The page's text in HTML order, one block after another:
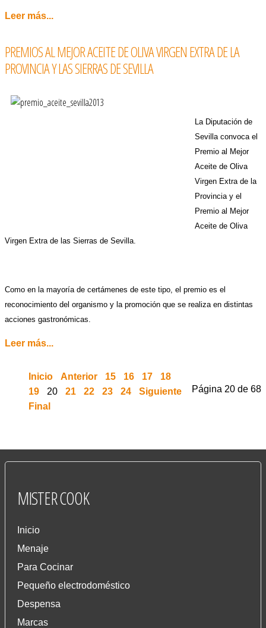
Leer más...
PREMIOS AL MEJOR ACEITE DE OLIVA VIRGEN EXTRA DE LA
PROVINCIA Y LAS SIERRAS DE SEVILLA
La Diputación de
Sevilla convoca el
Premio al Mejor
Aceite de Oliva
Virgen Extra de la
Provincia y el
Premio al Mejor
Aceite de Oliva
Virgen Extra de las Sierras de Sevilla.
Como en la mayoría de certámenes de este tipo, el premio es el
reconocimiento del organismo y la promoción que se realiza en distintas
acciones gastronómicas.
Leer más...
Página 20 de 68
Inicio Anterior 15 16 17
18
19
20 21 22 23 24
Siguiente
Final
MISTERCOOK
Inicio
Menaje
Para Cocinar
Pequeño electrodoméstico
Despensa
Marcas